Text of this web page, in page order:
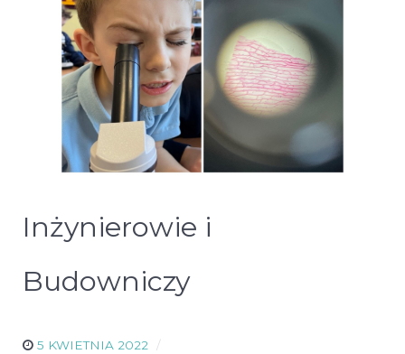
Inżynierowie i
Budowniczy
5 KWIETNIA 2022